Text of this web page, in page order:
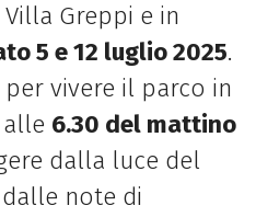
Greppi e in
5 e 12 luglio 2025.
per vivere il parco in
6.30 del mattino
dalla luce del
note di